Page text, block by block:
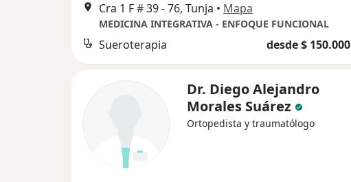
Cra 1 F # 39 - 76, Tunja • Mapa
MEDICINA INTEGRATIVA - ENFOQUE FUNCIONAL
Sueroterapia desde $ 150.000
Dr. Diego Alejandro
Morales Suárez
Ortopedista y traumatólogo